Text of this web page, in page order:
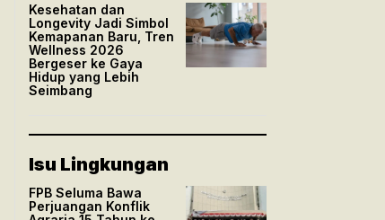
Kesehatan dan
Longevity Jadi Simbol
Kemapanan Baru, Tren
Wellness 2026
Bergeser ke Gaya
Hidup yang Lebih
Seimbang
Isu Lingkungan
FPB Seluma Bawa
Perjuangan Konflik